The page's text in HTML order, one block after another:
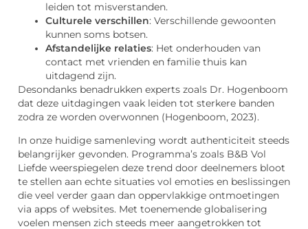
leiden tot misverstanden.
Culturele verschillen: Verschillende gewoonten
kunnen soms botsen.
Afstandelijke relaties: Het onderhouden van
contact met vrienden en familie thuis kan
uitdagend zijn.
Desondanks benadrukken experts zoals Dr. Hogenboom
dat deze uitdagingen vaak leiden tot sterkere banden
zodra ze worden overwonnen (Hogenboom, 2023).
In onze huidige samenleving wordt authenticiteit steeds
belangrijker gevonden. Programma’s zoals B&B Vol
Liefde weerspiegelen deze trend door deelnemers bloot
te stellen aan echte situaties vol emoties en beslissingen
die veel verder gaan dan oppervlakkige ontmoetingen
via apps of websites. Met toenemende globalisering
voelen mensen zich steeds meer aangetrokken tot